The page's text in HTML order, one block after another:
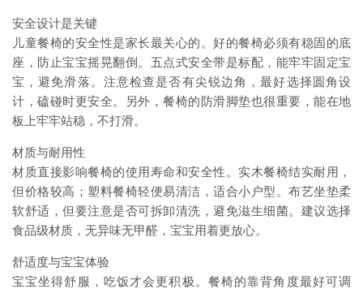
安全设计是关键
儿童餐椅的安全性是家长最关心的。好的餐椅必须有稳固的底
座，防止宝宝摇晃翻倒。五点式安全带是标配，能牢牢固定宝
宝，避免滑落。注意检查是否有尖锐边角，最好选择圆角设
计，磕碰时更安全。另外，餐椅的防滑脚垫也很重要，能在地
板上牢牢站稳，不打滑。
材质与耐用性
材质直接影响餐椅的使用寿命和安全性。实木餐椅结实耐用，
但价格较高；塑料餐椅轻便易清洁，适合小户型。布艺坐垫柔
软舒适，但要注意是否可拆卸清洗，避免滋生细菌。建议选择
食品级材质，无异味无甲醛，宝宝用着更放心。
舒适度与宝宝体验
宝宝坐得舒服，吃饭才会更积极。餐椅的靠背角度最好可调